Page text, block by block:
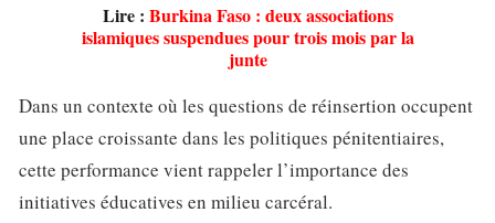
Lire : Burkina Faso : deux associations
islamiques suspendues pour trois mois par la
junte
Dans un contexte où les questions de réinsertion occupent
une place croissante dans les politiques pénitentiaires,
cette performance vient rappeler l’importance des
initiatives éducatives en milieu carcéral.